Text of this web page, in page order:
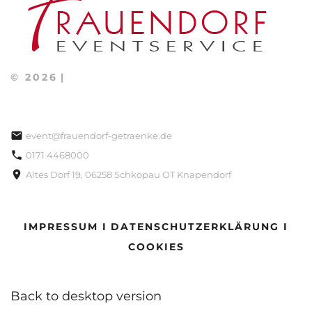
© 2026
event@frauendorf-getraenke.de
0171 4468000
Altes Dorf 19, 06258 Schkopau OT Knapendorf
IMPRESSUM I DATENSCHUTZERKLÄRUNG I
COOKIES
Back to desktop version